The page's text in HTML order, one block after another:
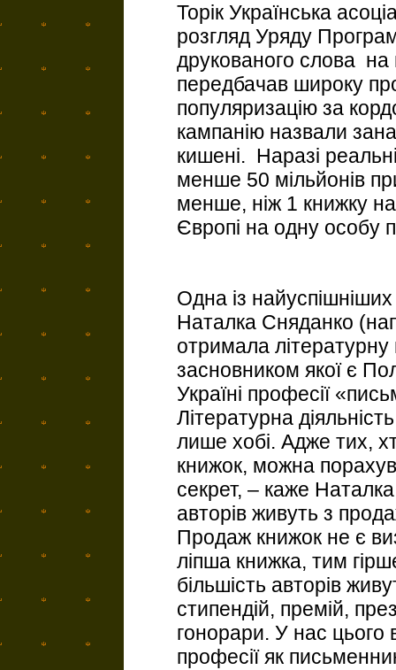
Торік Українська
розгляд Уряду
друкованого слова на
передбачав широку
популяризацію за
кампанію назвали
кишені. Наразі
менше 50 мільйонів
менше, ніж 1 книжку на
Європі на одну особу
Одна із
Наталка Сняданко
отримала
засновником якої є
Україні професії
Літературна
лише хобі. Адже тих,
книжок, можна
секрет, – каже
авторів живуть з
Продаж книжок не є
ліпша книжка, тим
більшість авторів
стипендій, премій,
гонорари. У нас цього
професії як